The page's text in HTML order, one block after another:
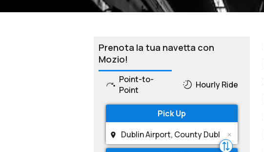
Prenota la tua navetta con
Mozio!
Point-to-
Point
Hourly Ride
Pick Up